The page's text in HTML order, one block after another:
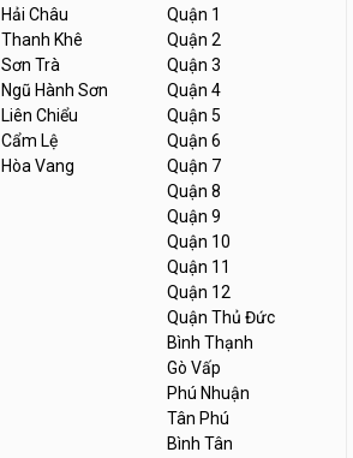
Hải Châu
Thanh Khê
Sơn Trà
Ngũ Hành Sơn
Liên Chiểu
Cẩm Lệ
Hòa Vang
Quận 1
Quận 2
Quận 3
Quận 4
Quận 5
Quận 6
Quận 7
Quận 8
Quận 9
Quận 10
Quận 11
Quận 12
Quận Thủ Đức
Bình Thạnh
Gò Vấp
Phú Nhuận
Tân Phú
Bình Tân